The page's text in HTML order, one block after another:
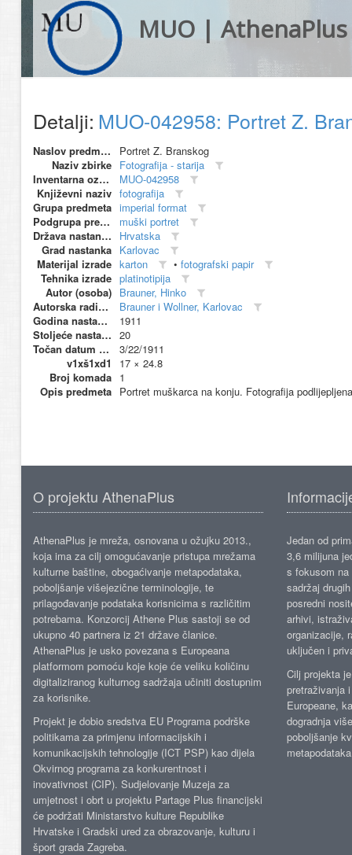
MUO | AthenaPlus
Detalji: MUO-042958: Portret Z.
Naslov predmeta
Portret Z. Branskog
Naziv zbirke Fotografija - starija
Inventarna oznaka
MUO-042958
Književni naziv fotografija
Grupa predmeta imperial format
Podgrupa predmeta
muški portret
Država nastanka
Hrvatska
Grad nastanka Karlovac
Materijal izrade karton • fotografski papir
Tehnika izrade platinotipija
Autor (osoba) Brauner, Hinko
Autorska radionica (proizvođač)
Brauner i Wollner, Karlovac
Godina nastanka
1911
Stoljeće nastanka 20
Točan datum nastanka
3/22/1911
v1xš1xd1
17 × 24.8
Broj komada 1
Opis predmeta Portret muškarca na konju. Fotografija
O projektu AthenaPlus
AthenaPlus je mreža, osnovana u ožujku 2013.,
koja ima za cilj omogućavanje pristupa mrežama
kulturne baštine, obogaćivanje metapodataka,
poboljšanje višejezične terminologije, te
prilagođavanje podataka korisnicima s različitim
potrebama. Konzorcij Athene Plus sastoji se od
ukupno 40 partnera iz 21 države članice.
AthenaPlus je usko povezana s Europeana
platformom pomoću koje koje će veliku količinu
digitaliziranog kulturnog sadržaja učiniti dostupnim
za korisnike.
Projekt je dobio sredstva EU Programa podrške
politikama za primjenu informacijskih i
komunikacijskih tehnologije (ICT PSP) kao dijela
Okvirnog programa za konkurentnost i
inovativnost (CIP). Sudjelovanje Muzeja za
umjetnost i obrt u projektu Partage Plus financijski
će podržati Ministarstvo kulture Republike
Hrvatske i Gradski ured za obrazovanje, kulturu i
šport grada Zagreba.
Jedan od
3,6 milijuna
s fokusom
sadržaj
posredni
arhivi,
organizacije,
uključen i
Cilj projekta
pretraživanja
Europeane,
dogradnja
poboljšanje